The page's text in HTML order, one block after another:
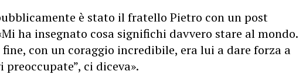
è stato il fratello Pietro con un post
ha insegnato cosa significhi davvero stare al mondo.
con un coraggio incredibile, era lui a dare forza a
preoccupate”, ci diceva».